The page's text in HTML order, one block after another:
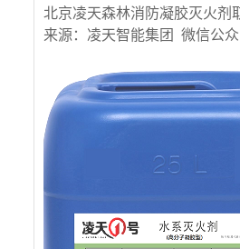
北京凌天森林消防凝胶灭火剂
来源：凌天智能集团 微信公